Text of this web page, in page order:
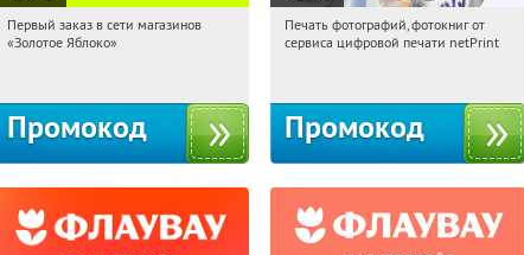
15:08:06
Получи первым!
Первый заказ в сети магазинов
«Золотое Яблоко»
Промокод
15:08:06 Получили:
Печать фотографий, фотокниг от
сервиса цифровой печати netPrint
Промокод